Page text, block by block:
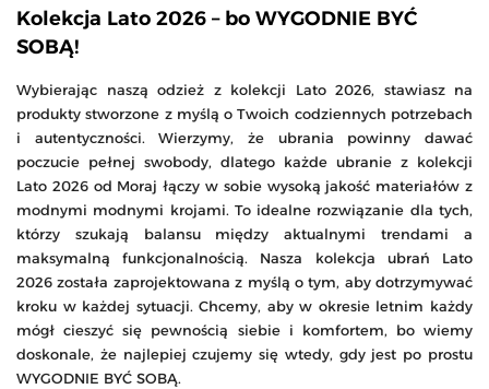
Kolekcja Lato 2026 – bo WYGODNIE BYĆ
SOBĄ!
Wybierając naszą odzież z kolekcji Lato 2026, stawiasz na
produkty stworzone z myślą o Twoich codziennych potrzebach
i autentyczności. Wierzymy, że ubrania powinny dawać
poczucie pełnej swobody, dlatego każde ubranie z kolekcji
Lato 2026 od Moraj łączy w sobie wysoką jakość materiałów z
modnymi modnymi krojami. To idealne rozwiązanie dla tych,
którzy szukają balansu między aktualnymi trendami a
maksymalną funkcjonalnością. Nasza kolekcja ubrań Lato
2026 została zaprojektowana z myślą o tym, aby dotrzymywać
kroku w każdej sytuacji. Chcemy, aby w okresie letnim każdy
mógł cieszyć się pewnością siebie i komfortem, bo wiemy
doskonale, że najlepiej czujemy się wtedy, gdy jest po prostu
WYGODNIE BYĆ SOBĄ.